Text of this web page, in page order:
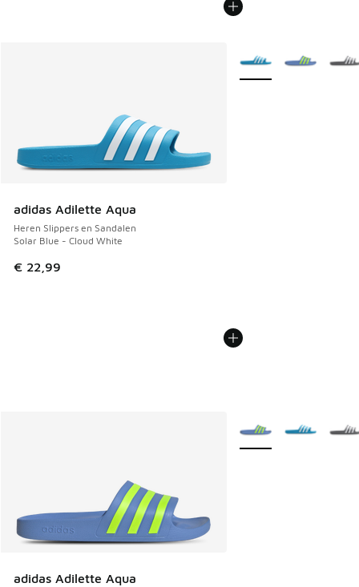
adidas Adilette Aqua
Heren Slippers en Sandalen
Solar Blue - Cloud White
€ 22,99
Meer kleuren
adidas Adilette Aqua
Meer kleuren